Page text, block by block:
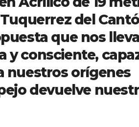
del
que nos
y consciente,
nuestros orígenes
devuelve